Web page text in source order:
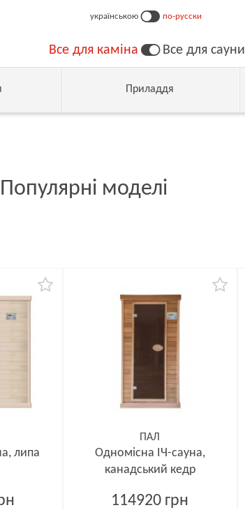
українською по-русски
Все для каміна Все для сауни
Приладдя
моделі
липа
ПАЛ
Одномісна ІЧ-сауна,
канадський кедр
114920 грн